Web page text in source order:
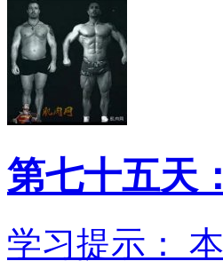
第七十五天
学习提示：